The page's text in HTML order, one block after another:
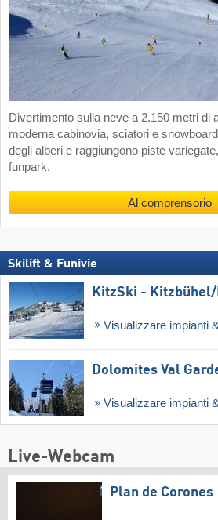
Divertimento sulla neve a 2.150 metri di
moderna cabinovia, sciatori e
degli alberi e raggiungono piste
funpark.
Al comprensorio
Skilift & Funivie
KitzSki -
Visualizzare impianti &
Dolomites Val
Visualizzare impianti
Live-Webcam
Plan de Corones